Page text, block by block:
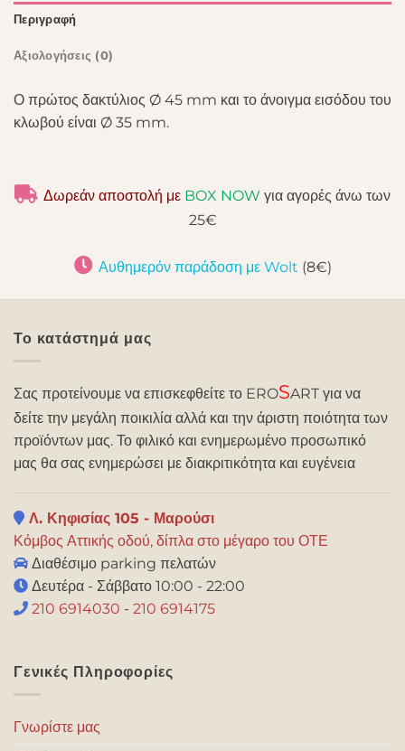
Περιγραφή
Αξιολογήσεις (0)
Ο πρώτος δακτύλιος Ø 45 mm και το άνοιγμα εισόδου του
κλωβού είναι Ø 35 mm.
Δωρεάν αποστολή με BOX NOW για αγορές άνω των
25€
Αυθημερόν παράδοση με Wolt (8€)
Το κατάστημά μας
Σας προτείνουμε να επισκεφθείτε το EROSART για να
δείτε την μεγάλη ποικιλία αλλά και την άριστη ποιότητα των
προϊόντων μας. Το φιλικό και ενημερωμένο προσωπικό
μας θα σας ενημερώσει με διακριτικότητα και ευγένεια
Λ. Κηφισίας 105 - Μαρούσι
Κόμβος Αττικής οδού, δίπλα στο μέγαρο του ΟΤΕ
Διαθέσιμο parking πελατών
Δευτέρα - Σάββατο 10:00 - 22:00
210 6914030 - 210 6914175
Γενικές Πληροφορίες
Γνωρίστε μας